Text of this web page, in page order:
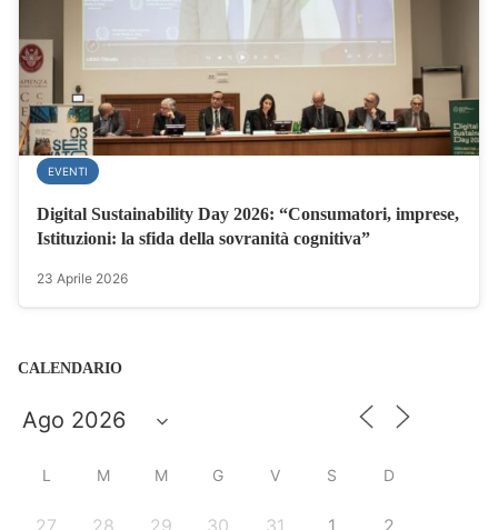
EVENTI
Digital Sustainability Day 2026: “Consumatori, imprese,
Istituzioni: la sfida della sovranità cognitiva”
23 Aprile 2026
CALENDARIO
L M M G V S D